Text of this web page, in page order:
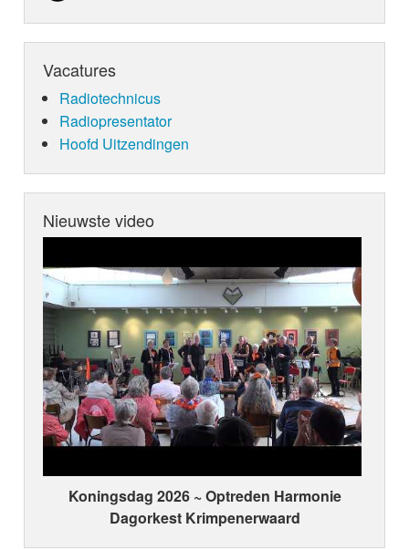
Vacatures
Radiotechnicus
Radiopresentator
Hoofd Uitzendingen
Nieuwste video
Koningsdag 2026 ~ Optreden Harmonie
Dagorkest Krimpenerwaard